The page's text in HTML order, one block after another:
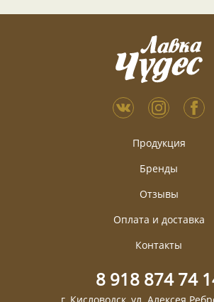
Продукция
Бренды
Отзывы
Оплата и доставка
Контакты
8 918 874 74